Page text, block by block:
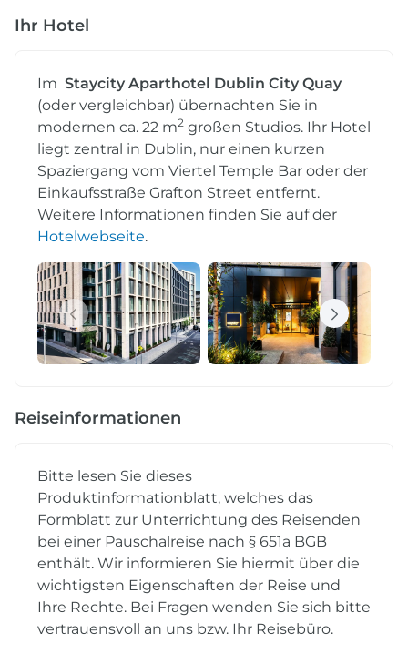
Ihr Hotel
Im Staycity Aparthotel Dublin City Quay
(oder vergleichbar) übernachten Sie in
modernen ca. 22 m2 großen Studios. Ihr Hotel
liegt zentral in Dublin, nur einen kurzen
Spaziergang vom Viertel Temple Bar oder der
Einkaufsstraße Grafton Street entfernt.
Weitere Informationen finden Sie auf der
Hotelwebseite.
Reiseinformationen
Bitte lesen Sie dieses
Produktinformationblatt, welches das
Formblatt zur Unterrichtung des Reisenden
bei einer Pauschalreise nach § 651a BGB
enthält. Wir informieren Sie hiermit über die
wichtigsten Eigenschaften der Reise und
Ihre Rechte. Bei Fragen wenden Sie sich bitte
vertrauensvoll an uns bzw. Ihr Reisebüro.